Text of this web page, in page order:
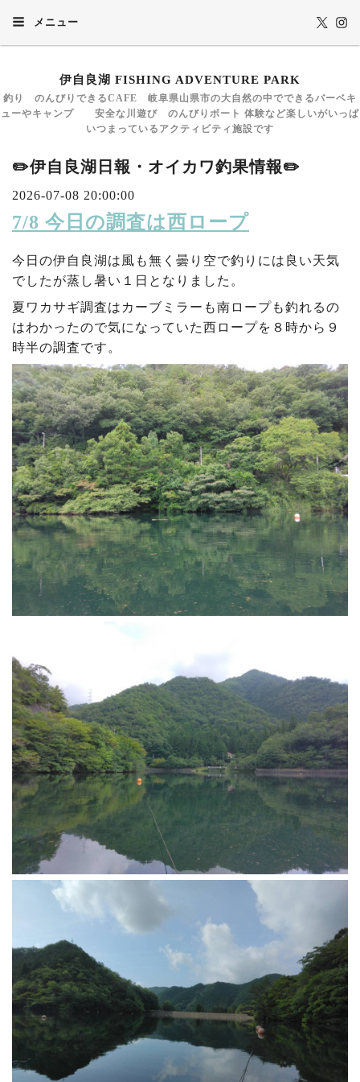
メニュー
伊自良湖 FISHING ADVENTURE PARK
釣り のんびりできるCAFE 岐阜県山県市の大自然の中でできるバーベキ
ューやキャンプ 安全な川遊び のんびりボート 体験など楽しいがいっぱ
いつまっているアクティビティ施設です
✏️伊自良湖日報・オイカワ釣果情報✏️
2026-07-08 20:00:00
7/8 今日の調査は西ロープ
今日の伊自良湖は風も無く曇り空で釣りには良い天気
でしたが蒸し暑い１日となりました。
夏ワカサギ調査はカーブミラーも南ロープも釣れるの
はわかったので気になっていた西ロープを８時から９
時半の調査です。